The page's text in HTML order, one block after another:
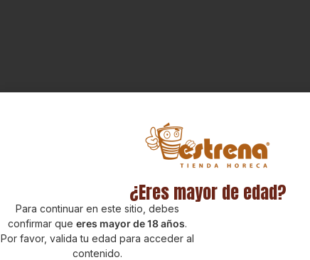
¿Eres mayor de edad?
Para continuar en este sitio, debes
confirmar que eres mayor de 18 años.
Por favor, valida tu edad para acceder al
contenido.